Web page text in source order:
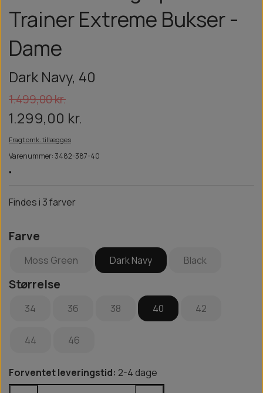
Trainer Extreme Bukser -
Dame
Dark Navy, 40
1.499,00 kr.
1.299,00 kr.
Fragt omk. tillægges
Varenummer: 3482-387-40
Findes i 3 farver
Farve
Moss Green Dark Navy Black
Størrelse
34 36 38 40 42
44 46
Forventet leveringstid: 2-4 dage